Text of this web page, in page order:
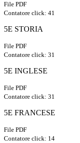
File PDF
Contatore click: 41
5E STORIA
File PDF
Contatore click: 31
5E INGLESE
File PDF
Contatore click: 31
5E FRANCESE
File PDF
Contatore click: 14